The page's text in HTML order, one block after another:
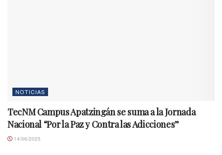
NOTICIAS
TecNM Campus Apatzingán se suma a la Jornada
Nacional “Por la Paz y Contra las Adicciones”
14/06/2025